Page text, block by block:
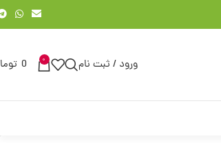
ورود / ثبت نام 0
0